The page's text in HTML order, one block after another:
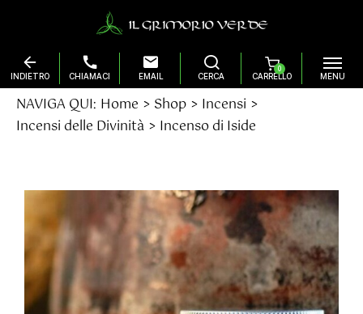
SaltaNAVIGA QUI: Home Shop
Incensi
Incensi delle Divinità
Incenso di Iside
0